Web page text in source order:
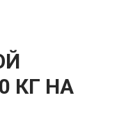
КГ НА